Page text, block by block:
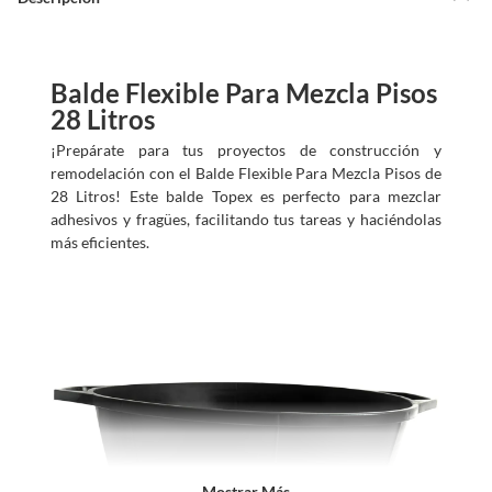
Balde Flexible Para Mezcla Pisos
28 Litros
¡Prepárate para tus proyectos de construcción y
remodelación con el Balde Flexible Para Mezcla Pisos de
28 Litros! Este balde Topex es perfecto para mezclar
adhesivos y fragües, facilitando tus tareas y haciéndolas
más eficientes.